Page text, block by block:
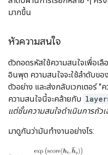
มากขึ้น
หัวความสนใจ
ตัวถอดรหัสใช้ความสนใจเพื่อเ
อินพุต ความสนใจจะใช้ลำดับขอ
ตัวอย่าง และส่งกลับเวกเตอร์ "
ความสนใจนี้จะคล้ายกับ
แต่ชั้นความสนใจดำเนินการถัว
มาดูกันว่ามันทำงานอย่างไร: